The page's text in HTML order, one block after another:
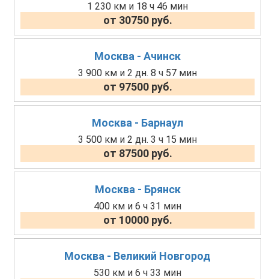
1 230 км и 18 ч 46 мин
от 30750 руб.
Москва - Ачинск
3 900 км и 2 дн. 8 ч 57 мин
от 97500 руб.
Москва - Барнаул
3 500 км и 2 дн. 3 ч 15 мин
от 87500 руб.
Москва - Брянск
400 км и 6 ч 31 мин
от 10000 руб.
Москва - Великий Новгород
530 км и 6 ч 33 мин